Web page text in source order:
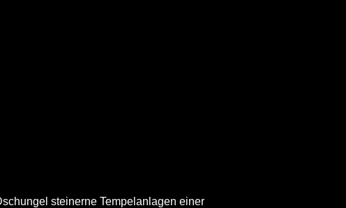
steinerne Tempelanlagen einer